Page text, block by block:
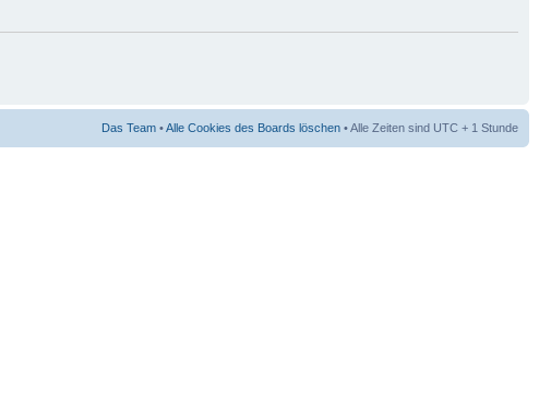
Das Team •Alle Cookies des Boards löschen • Alle Zeiten sind UTC + 1 Stunde